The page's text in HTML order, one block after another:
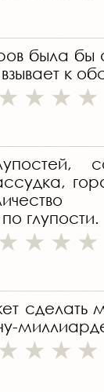
была бы
к
глупости.
сделать